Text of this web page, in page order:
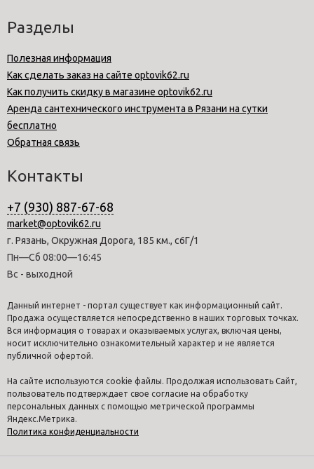
Разделы
Полезная информация
Как сделать заказ на сайте optovik62.ru
Как получить скидку в магазине optovik62.ru
Аренда сантехнического инструмента в Рязани на сутки
бесплатно
Обратная связь
Контакты
+7 (930) 887-67-68
market@optovik62.ru
г. Рязань, Окружная Дорога, 185 км., с6Г/1
Пн—Сб 08:00—16:45
Вс - выходной
Данный интернет - портал существует как информационный сайт.
Продажа осуществляется непосредственно в наших торговых точках.
Вся информация о товарах и оказываемых услугах, включая цены,
носит исключительно ознакомительный характер и не является
публичной офертой.
На сайте используются cookie файлы. Продолжая использовать Сайт,
пользователь подтверждает свое согласие на обработку
персональных данных с помощью метрической программы
Яндекс.Метрика.
Политика конфиденциальности